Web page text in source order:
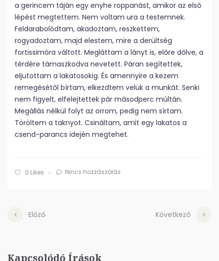
a gerincem táján egy enyhe roppanást, amikor az első
lépést megtettem. Nem voltam ura a testemnek.
Feldarabolódtam, akadoztam, reszkettem,
rogyadoztam, majd elestem, mire a derültség
fortissimóra váltott. Megláttam a lányt is, előre dőlve, a
térdére támaszkodva nevetett. Páran segítettek,
eljutottam a lakatosokig. És amennyire a kezem
remegésétől bírtam, elkezdtem velük a munkát. Senki
nem figyelt, elfelejtettek pár másodperc múltán.
Megállás nélkül folyt az orrom, pedig nem sírtam.
Töröltem a taknyot. Csináltam, amit egy lakatos a
csend-parancs idején megtehet.
0 Likes Nincs hozzászólás
Előző Következő
Kapcsolódó Írások